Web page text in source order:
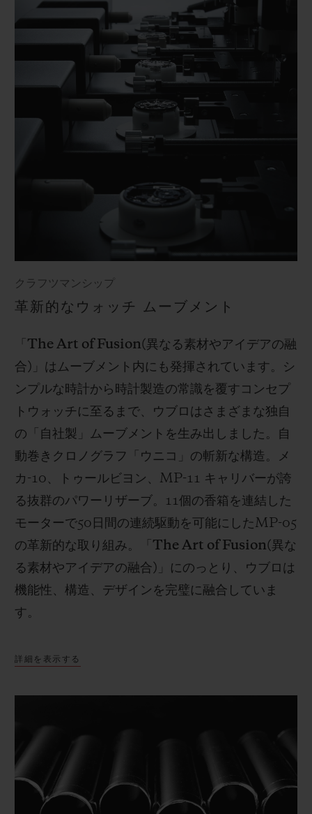
クラフツマンシップ
革新的なウォッチ ムーブメント
The Art of Fusion(異なる素材やアイデアの融
合) 」はムーブメント内にも発揮されています。シ
ンプルな時計から時計製造の常識を覆すコンセプ
トウォッチに至るまで、ウブロはさまざまな独自
の「自社製」ムーブメントを生み出しました。自
動巻きクロノグラフ「ウニコ」の斬新な構造。メ
カ -10 、トゥールビヨン、 MP-11 キャリバーが誇
る抜群のパワーリザーブ。 11個の香箱を連結した
モーターで50 日間の連続駆動を可能にしたMP-05
の革新的な取り組み。「 The Art of Fusion(異な
る素材やアイデアの融合) 」にのっとり、ウブロは
機能性、構造、デザインを完璧に融合していま
す。
詳細を表示する